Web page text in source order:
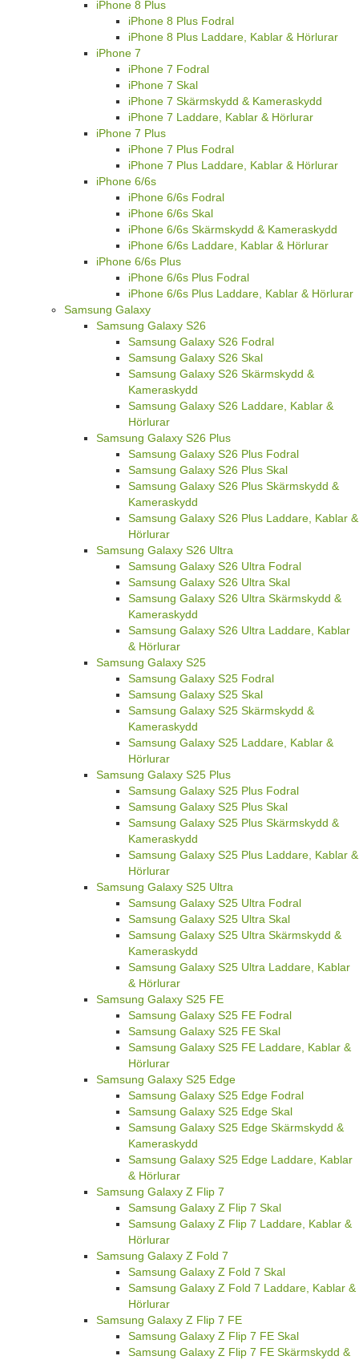
iPhone 8 Plus
iPhone 8 Plus Fodral
iPhone 8 Plus Laddare, Kablar & Hörlurar
iPhone 7
iPhone 7 Fodral
iPhone 7 Skal
iPhone 7 Skärmskydd & Kameraskydd
iPhone 7 Laddare, Kablar & Hörlurar
iPhone 7 Plus
iPhone 7 Plus Fodral
iPhone 7 Plus Laddare, Kablar & Hörlurar
iPhone 6/6s
iPhone 6/6s Fodral
iPhone 6/6s Skal
iPhone 6/6s Skärmskydd & Kameraskydd
iPhone 6/6s Laddare, Kablar & Hörlurar
iPhone 6/6s Plus
iPhone 6/6s Plus Fodral
iPhone 6/6s Plus Laddare, Kablar & Hörlurar
Samsung Galaxy
Samsung Galaxy S26
Samsung Galaxy S26 Fodral
Samsung Galaxy S26 Skal
Samsung Galaxy S26 Skärmskydd &
Kameraskydd
Samsung Galaxy S26 Laddare, Kablar &
Hörlurar
Samsung Galaxy S26 Plus
Samsung Galaxy S26 Plus Fodral
Samsung Galaxy S26 Plus Skal
Samsung Galaxy S26 Plus Skärmskydd &
Kameraskydd
Samsung Galaxy S26 Plus Laddare, Kablar &
Hörlurar
Samsung Galaxy S26 Ultra
Samsung Galaxy S26 Ultra Fodral
Samsung Galaxy S26 Ultra Skal
Samsung Galaxy S26 Ultra Skärmskydd &
Kameraskydd
Samsung Galaxy S26 Ultra Laddare, Kablar
& Hörlurar
Samsung Galaxy S25
Samsung Galaxy S25 Fodral
Samsung Galaxy S25 Skal
Samsung Galaxy S25 Skärmskydd &
Kameraskydd
Samsung Galaxy S25 Laddare, Kablar &
Hörlurar
Samsung Galaxy S25 Plus
Samsung Galaxy S25 Plus Fodral
Samsung Galaxy S25 Plus Skal
Samsung Galaxy S25 Plus Skärmskydd &
Kameraskydd
Samsung Galaxy S25 Plus Laddare, Kablar &
Hörlurar
Samsung Galaxy S25 Ultra
Samsung Galaxy S25 Ultra Fodral
Samsung Galaxy S25 Ultra Skal
Samsung Galaxy S25 Ultra Skärmskydd &
Kameraskydd
Samsung Galaxy S25 Ultra Laddare, Kablar
& Hörlurar
Samsung Galaxy S25 FE
Samsung Galaxy S25 FE Fodral
Samsung Galaxy S25 FE Skal
Samsung Galaxy S25 FE Laddare, Kablar &
Hörlurar
Samsung Galaxy S25 Edge
Samsung Galaxy S25 Edge Fodral
Samsung Galaxy S25 Edge Skal
Samsung Galaxy S25 Edge Skärmskydd &
Kameraskydd
Samsung Galaxy S25 Edge Laddare, Kablar
& Hörlurar
Samsung Galaxy Z Flip 7
Samsung Galaxy Z Flip 7 Skal
Samsung Galaxy Z Flip 7 Laddare, Kablar &
Hörlurar
Samsung Galaxy Z Fold 7
Samsung Galaxy Z Fold 7 Skal
Samsung Galaxy Z Fold 7 Laddare, Kablar &
Hörlurar
Samsung Galaxy Z Flip 7 FE
Samsung Galaxy Z Flip 7 FE Skal
Samsung Galaxy Z Flip 7 FE Skärmskydd &